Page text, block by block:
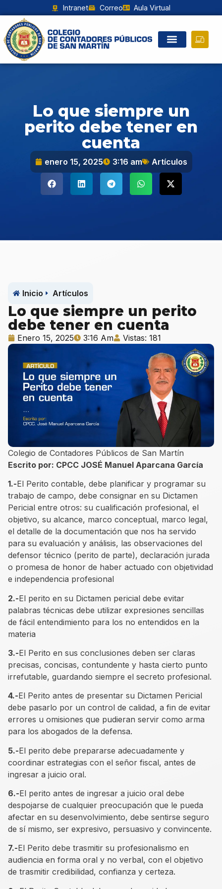
Intranet Correo Aula Virtual
Lo que siempre un
perito debe tener en
cuenta
enero 15, 2025 3:16 am Artículos
Inicio Artículos
Lo que siempre un perito
debe tener en cuenta
Enero 15, 2025 3:16 Am Vistas: 181
Colegio de Contadores Públicos de San Martín
Escrito por: CPCC JOSÉ Manuel Aparcana García
1.-El Perito contable, debe planificar y programar su
trabajo de campo, debe consignar en su Dictamen
Pericial entre otros: su cualificación profesional, el
objetivo, su alcance, marco conceptual, marco legal,
el detalle de la documentación que nos ha servido
para su evaluación y análisis, las observaciones del
defensor técnico (perito de parte), declaración jurada
o promesa de honor de haber actuado con objetividad
e independencia profesional
2.-El perito en su Dictamen pericial debe evitar
palabras técnicas debe utilizar expresiones sencillas
de fácil entendimiento para los no entendidos en la
materia
3.-El Perito en sus conclusiones deben ser claras
precisas, concisas, contundente y hasta cierto punto
irrefutable, guardando siempre el secreto profesional.
4.-El Perito antes de presentar su Dictamen Pericial
debe pasarlo por un control de calidad, a fin de evitar
errores u omisiones que pudieran servir como arma
para los abogados de la defensa.
5.-El perito debe prepararse adecuadamente y
coordinar estrategias con el señor fiscal, antes de
ingresar a juicio oral.
6.-El perito antes de ingresar a juicio oral debe
despojarse de cualquier preocupación que le pueda
afectar en su desenvolvimiento, debe sentirse seguro
de sí mismo, ser expresivo, persuasivo y convincente.
7.-El Perito debe trasmitir su profesionalismo en
audiencia en forma oral y no verbal, con el objetivo
de trasmitir credibilidad, confianza y certeza.